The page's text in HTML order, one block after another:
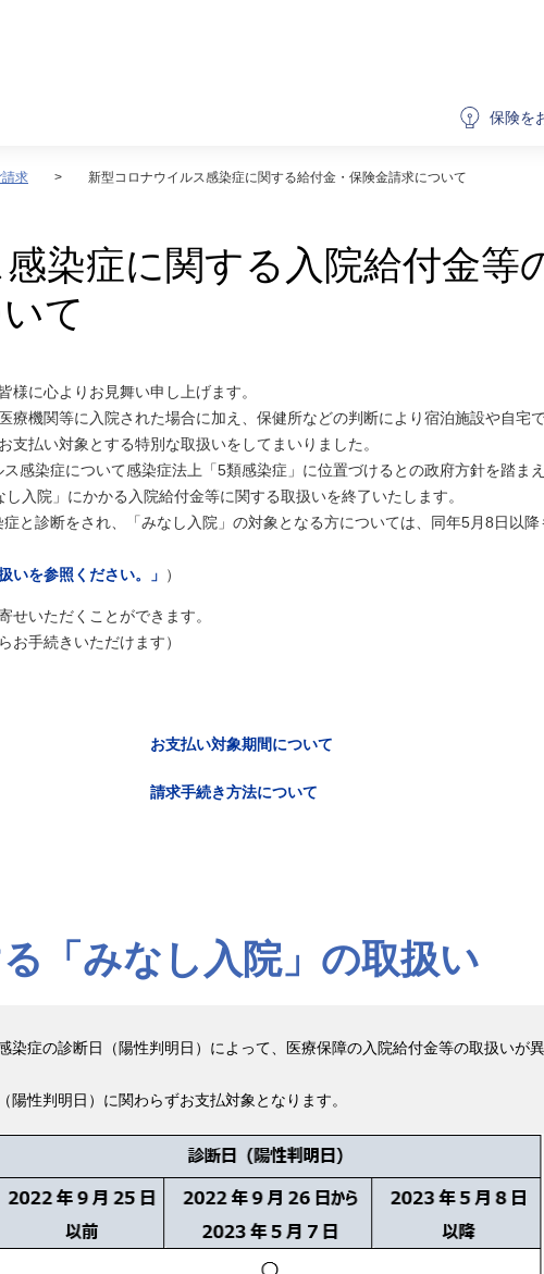
保険を
求 新型コロナウイルス感染症に関する給付金・保険金請求について
染症に関する入院給付金等
て
に心よりお見舞い申し上げます。
療機関等に入院された場合に加え、保健所などの判断により宿泊施設や自宅
払い対象とする特別な取扱いをしてまいりました。
感染症について感染症法上「5類感染症」に位置づけるとの政府方針を踏ま
入院」にかかる入院給付金等に関する取扱いを終了いたします。
と診断をされ、「みなし入院」の対象となる方については、同年5月8日以降
いを参照ください。」 ）
いただくことができます。
お手続きいただけます）
お支払い対象期間について
請求手続き方法について
「みなし入院」の取扱い
染症の診断日（陽性判明日）によって、医療保障の入院給付金等の取扱いが
性判明日）に関わらずお支払対象となります。